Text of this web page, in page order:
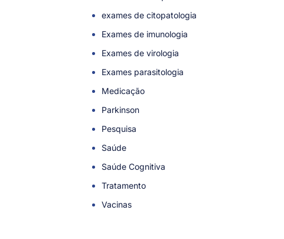
exames de citopatologia
Exames de imunologia
Exames de virologia
Exames parasitologia
Medicação
Parkinson
Pesquisa
Saúde
Saúde Cognitiva
Tratamento
Vacinas